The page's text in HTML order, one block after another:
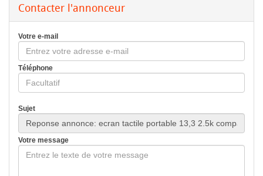
Contacter l'annonceur
Votre e-mail
Téléphone
Sujet
Votre message